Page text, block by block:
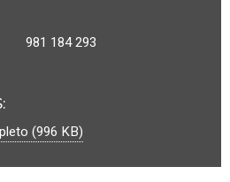
981 184 293
:
(996 KB)